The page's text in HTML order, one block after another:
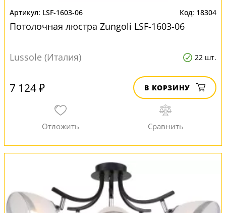
LSF-1603-06 18304
Потолочная люстра Zungoli LSF-1603-06
Lussole (Италия) 22 шт.
7 124 ₽ В КОРЗИНУ